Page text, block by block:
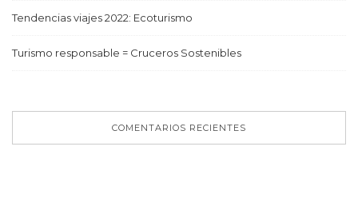
Tendencias viajes 2022: Ecoturismo
Turismo responsable = Cruceros Sostenibles
COMENTARIOS RECIENTES